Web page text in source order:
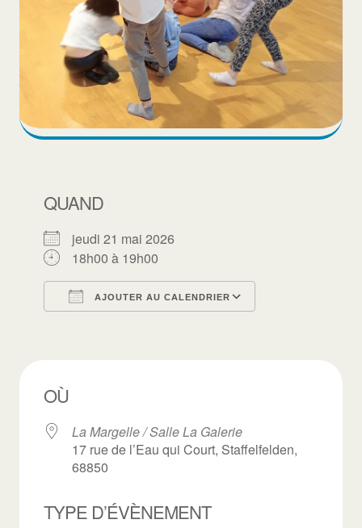
QUAND
jeudi 21 mai 2026
18h00 à 19h00
AJOUTER AU CALENDRIER
OÙ
La Margelle / Salle La Galerie
17 rue de l’Eau qui Court, Staffelfelden,
68850
TYPE D’ÉVÈNEMENT